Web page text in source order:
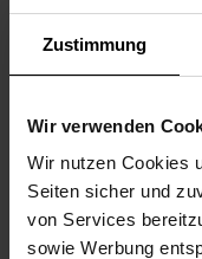
Zustimmung
Wir verwenden
Wir nutzen Cookies
Seiten sicher und
von Services
sowie Werbung
innen sorgt für ein
Verarbeitung
Freizeit und aktive Tage.
aboutyou-titel: T-
ay-PFAS: PFAS
ay-material:
ay-material-
ay-passform